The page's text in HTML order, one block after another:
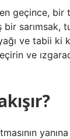
geçince, bir
sarımsak,
ve tabii ki
ve